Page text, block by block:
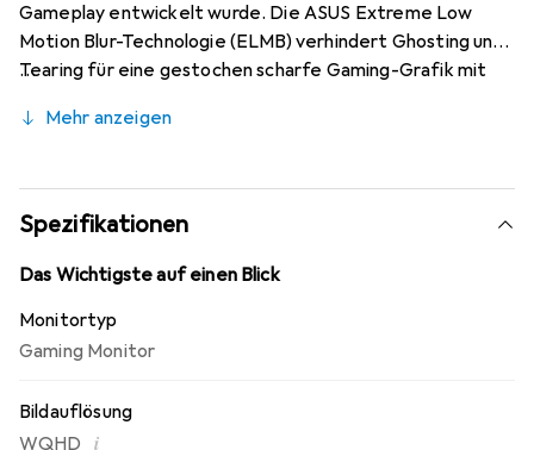
Gameplay entwickelt wurde. Die ASUS Extreme Low
Motion Blur-Technologie (ELMB) verhindert Ghosting und
Tearing für eine gestochen scharfe Gaming-Grafik mit
der VG27AQ1A ein nahtloses Gaming-Erlebnis ohne
Bildwiederholrate (VRR) zum Einsatz kommt.
Unterstützt sowohl Adaptive-Sync mit NVIDIA GeForce-
Grafikkarten als auch FreeSync mit AMD Radeon-
Grafikkarten. Kompatibel mit NVIDIA GeForce GTX 10,
verbessert Bilddetails in dunklen Bereichen und hebt helle
Motive hervor, ohne sie zu überbelichten.
Mehr anzeigen
Spezifikationen
Das Wichtigste auf einen Blick
Monitortyp
Gaming Monitor
Bildauflösung
WQHD i